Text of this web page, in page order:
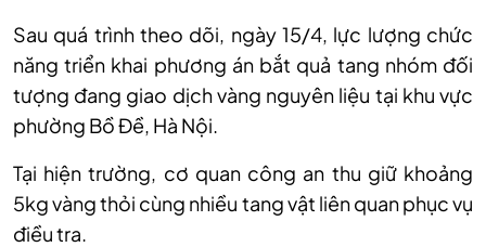
Sau quá trình theo dõi, ngày 15/4, lực lượng chức
năng triển khai phương án bắt quả tang nhóm đối
tượng đang giao dịch vàng nguyên liệu tại khu vực
phường Bồ Đề, Hà Nội.
Tại hiện trường, cơ quan công an thu giữ khoảng
5kg vàng thỏi cùng nhiều tang vật liên quan phục vụ
điều tra.